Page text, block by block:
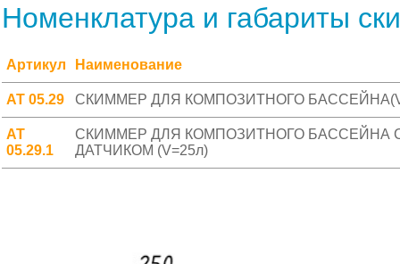
Номенклатура и габариты
Артикул Наименование
АТ 05.29 СКИММЕР ДЛЯ КОМПОЗИТНОГО
АТ
05.29.1
СКИММЕР ДЛЯ КОМПОЗИТНОГО БАССЕЙНА
ДАТЧИКОМ (V=25л)